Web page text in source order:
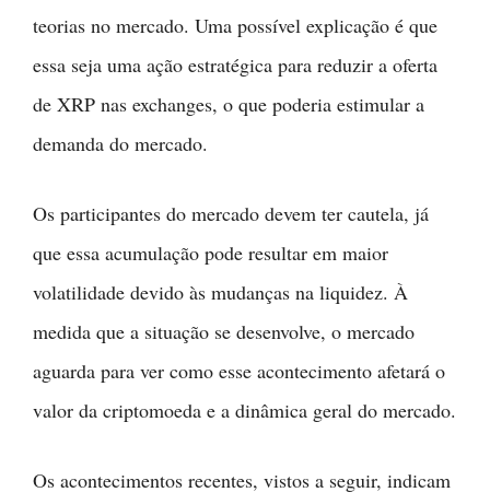
teorias no mercado. Uma possível explicação é que
essa seja uma ação estratégica para reduzir a oferta
de XRP nas exchanges, o que poderia estimular a
demanda do mercado.
Os participantes do mercado devem ter cautela, já
que essa acumulação pode resultar em maior
volatilidade devido às mudanças na liquidez. À
medida que a situação se desenvolve, o mercado
aguarda para ver como esse acontecimento afetará o
valor da criptomoeda e a dinâmica geral do mercado.
Os acontecimentos recentes, vistos a seguir, indicam